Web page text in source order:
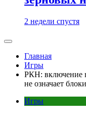
2 недели спустя
Главная
Игры
РКН: включение
не означает
Игры